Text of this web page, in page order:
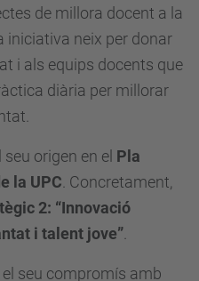
de millora docent a la
iniciativa neix per donar
i als equips docents que
diària per millorar
origen en el Pla
la UPC . Concretament,
2: “Innovació
i talent jove”
seu compromís amb